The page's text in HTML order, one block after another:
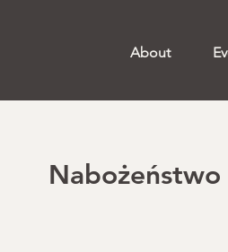
About